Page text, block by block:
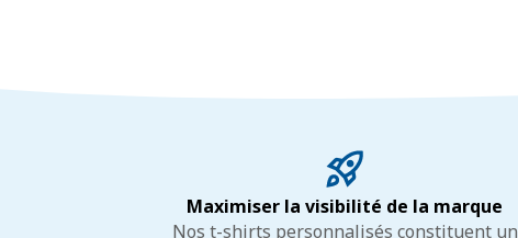
Maximiser la visibilité de la marque
Nos t-shirts personnalisés constituent un